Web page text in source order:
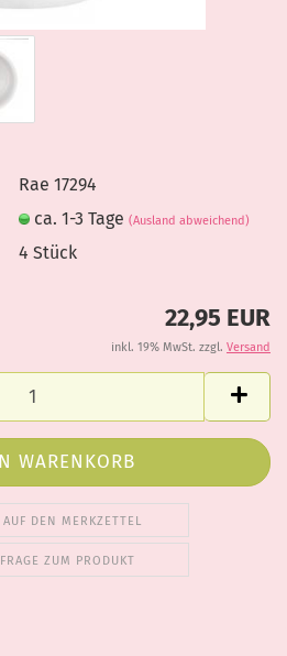
Rae 17294
ca. 1-3 Tage(Ausland abweichend)
4Stück
22,95 EUR
inkl. 19% MwSt. zzgl. Versand
AUF DEN MERKZETTEL
FRAGE ZUM PRODUKT